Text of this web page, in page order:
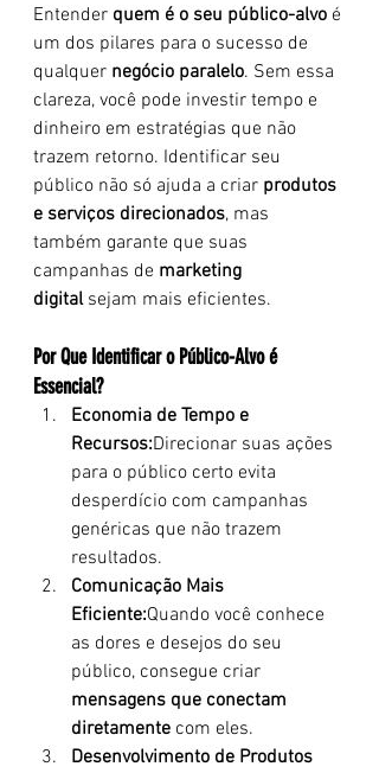
Entender quem é o seu público-alvo é
um dos pilares para o sucesso de
qualquer negócio paralelo. Sem essa
clareza, você pode investir tempo e
dinheiro em estratégias que não
trazem retorno. Identificar seu
público não só ajuda a criar produtos
e serviços direcionados, mas
também garante que suas
campanhas de marketing
digital sejam mais eficientes.
Por Que Identificar o Público-Alvo é
Essencial?
Economia de Tempo e
Recursos:Direcionar suas ações
para o público certo evita
desperdício com campanhas
genéricas que não trazem
resultados.
Comunicação Mais
Eficiente:Quando você conhece
as dores e desejos do seu
público, consegue criar
mensagens que conectam
diretamente com eles.
Desenvolvimento de Produtos